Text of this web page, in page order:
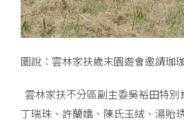
圖說：雲林家扶歲末園遊會邀請珈
雲林家扶不分區副主委吳裕田特
丁瑞珠、許蘭嬌、陳氏玉絨、湯貽